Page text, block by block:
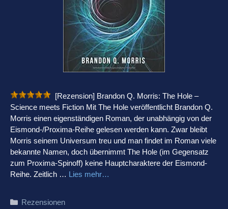
[Rezension] Brandon Q. Morris: The Hole –
Science meets Fiction Mit The Hole veröffentlicht Brandon Q.
Morris einen eigenständigen Roman, der unabhängig von der
Eismond-/Proxima-Reihe gelesen werden kann. Zwar bleibt
Morris seinem Universum treu und man findet im Roman viele
bekannte Namen, doch übernimmt The Hole (im Gegensatz
zum Proxima-Spinoff) keine Hauptcharaktere der Eismond-
Reihe. Zeitlich … Lies mehr…
Kategorien
Rezensionen